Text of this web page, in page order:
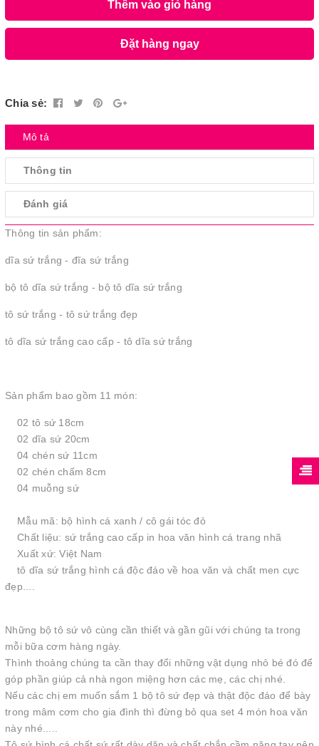
Thêm vào giỏ hàng
Đặt hàng ngay
Chia sẻ:
Mô tả
Thông tin
Đánh giá
Thông tin sản phẩm:
dĩa sứ trắng - đĩa sứ trắng
bộ tô dĩa sứ trắng - bộ tô dĩa sứ trắng
tô sứ trắng - tô sứ trắng đẹp
tô dĩa sứ trắng cao cấp - tô dĩa sứ trắng
Sản phẩm bao gồm 11 món:
02 tô sứ 18cm
02 dĩa sứ 20cm
04 chén sứ 11cm
02 chén chấm 8cm
04 muỗng sứ
Mẫu mã: bộ hình cá xanh / cô gái tóc đỏ
Chất liệu: sứ trắng cao cấp in hoa văn hình cá trang nhã
Xuất xứ: Việt Nam
tô dĩa sứ trắng hình cá độc đáo về hoa văn và chất men cực
đẹp....
Những bộ tô sứ vô cùng cần thiết và gần gũi với chúng ta trong
mỗi bữa cơm hàng ngày.
Thình thoảng chúng ta cần thay đổi những vật dụng nhỏ bé đó để
góp phần giúp cả nhà ngon miệng hơn các mẹ, các chị nhé.
Nếu các chị em muốn sắm 1 bộ tô sứ đẹp và thật độc đáo để bày
trong mâm cơm cho gia đình thì đừng bỏ qua set 4 món hoa văn
này nhé.....